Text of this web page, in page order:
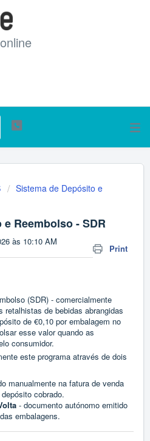
Sistema de Depósito e
Reembolso - SDR
Print
às 10:10 AM
(SDR) - comercialmente
retalhistas de bebidas abrangidas
de €0,10 por embalagem no
esse valor quando as
consumidor.
este programa através de dois
manualmente na fatura de venda
cobrado.
- documento autónomo emitido
embalagens.